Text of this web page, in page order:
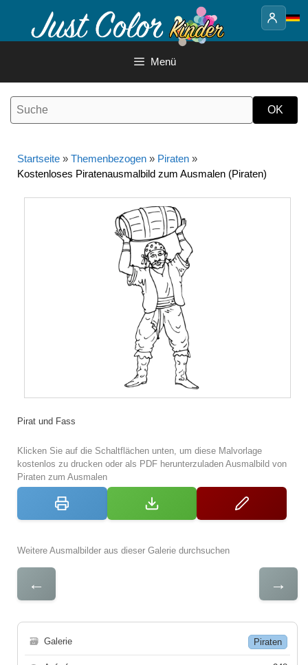
Inhalt
Menü
Startseite » Themenbezogen » Piraten »
Kostenloses Piratenausmalbild zum Ausmalen (Piraten)
Pirat und Fass
Klicken Sie auf die Schaltflächen unten, um diese Malvorlage
kostenlos zu drucken oder als PDF herunterzuladen Ausmalbild von
Piraten zum Ausmalen
Weitere Ausmalbilder aus dieser Galerie durchsuchen
← →
🗃 Galerie Piraten